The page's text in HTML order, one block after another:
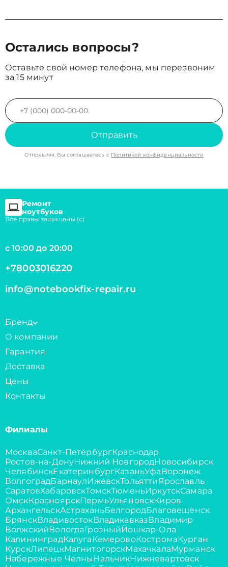
Остались вопросы?
Оставьте свой номер телефона, мы перезвоним
за 15 минут
Отправить
Отправляя, Вы соглашаетесь с Политикой конфиденциальности
Ремонт
ноутбуков
Все правы защищены (с)
с 10:00 до 20:00
+78003016220
info@notebookfix-repair.ru
Бренд
О компании
Гарантия
Доставка
Цены
Контакты
Филиалы
МоскваСанкт-ПетербургКраснодар
Ростов-на-ДонуНижний НовгородНовосибирск
ЧелябинскЕкатеринбургКазаньУфаВоронеж
ВолгоградБарнаулИжевскТольяттиЯрославль
СаратовХабаровскТомскТюменьИркутскСамара
ОмскКрасноярскПермьУльяновскКиров
АрхангельскАстраханьБелгородБлаговещенск
БрянскВладивостокВладикавказВладимир
ВолжскийВологдаГрозныйЙошкар-Ола
КалининградКалугаКемеровоКостромаКурган
КурскЛипецкМагнитогорскМахачкалаМурманск
Набережные ЧелныНальчикНижневартовск